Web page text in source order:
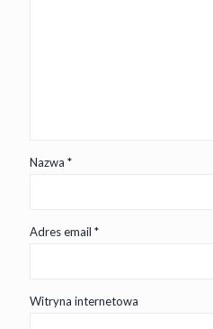
Nazwa *
Adres email *
Witryna internetowa